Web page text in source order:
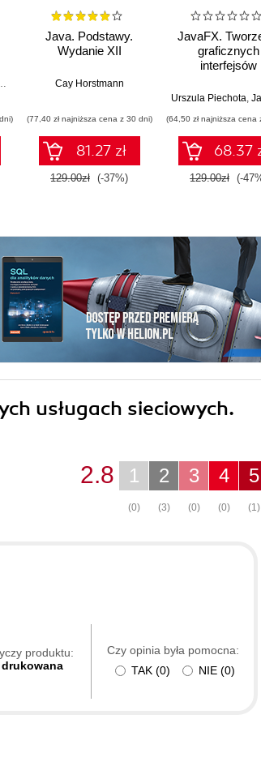
Trisha Gee
Java. Podstawy.
Wydanie XII
Cay Horstmann
(77,40 zł najniższa cena z 30 dni)
81.27 zł
129.00zł (-37%)
JavaFX.
graficznych
interfejsów
Urszula Piechota,
(64,50 zł najniższa cena
68.37
129.00zł (-
usługach sieciowych.
5
(1)
4
(0)
3
(0)
2
(3)
1
(0)
2.8
produktu:
Czy opinia była pomocna:
TAK (0) NIE (0)